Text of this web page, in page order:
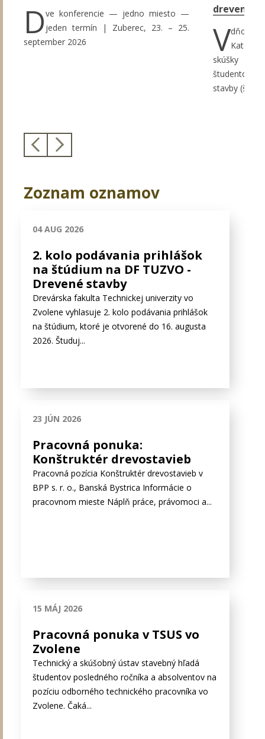
Dve konferencie — jedno miesto —
jeden termín | Zuberec, 23. – 25.
september 2026
Vdňoch
skúšky a
študentov
stavby
Zoznam oznamov
04 AUG 2026
2. kolo podávania prihlášok
na štúdium na DF TUZVO -
Drevené stavby
Drevárska fakulta Technickej univerzity vo
Zvolene vyhlasuje 2. kolo podávania prihlášok
na štúdium, ktoré je otvorené do 16. augusta
2026. Študuj...
23 JÚN 2026
Pracovná ponuka:
Konštruktér drevostavieb
Pracovná pozícia Konštruktér drevostavieb v
BPP s. r. o., Banská Bystrica Informácie o
pracovnom mieste Náplň práce, právomoci a...
15 MÁJ 2026
Pracovná ponuka v TSUS vo
Zvolene
Technický a skúšobný ústav stavebný hľadá
študentov posledného ročníka a absolventov na
pozíciu odborného technického pracovníka vo
Zvolene. Čaká...
Stránky